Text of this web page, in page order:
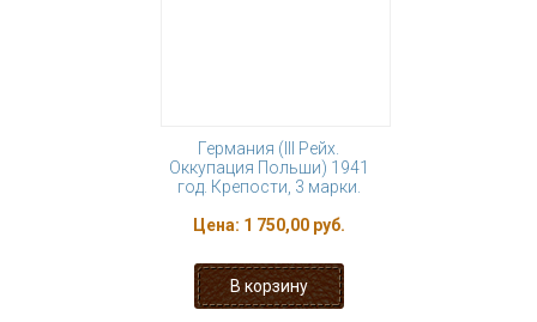
Германия (III Рейх.
Оккупация Польши) 1941
год. Крепости, 3 марки.
Цена: 1 750,00 руб.